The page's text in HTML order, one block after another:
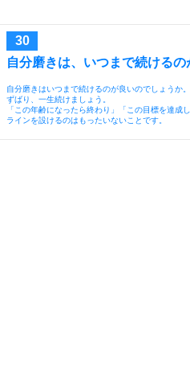
自分磨きは、いつまで続けるの
自分磨きはいつまで続けるのが良いのでしょうか。
ずばり、一生続けましょう。
「この年齢になったら終わり」「この目標を達成
ラインを設けるのはもったいないことです。